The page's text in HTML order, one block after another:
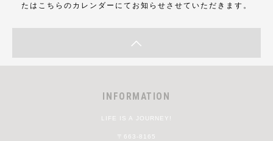
たはこちらのカレンダーにてお知らせさせていただきます。
INFORMATION
LIFE IS A JOURNEY!
〒663-8165